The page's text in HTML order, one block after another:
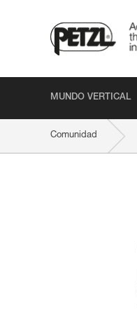
MUNDO VERTICAL
Comunidad